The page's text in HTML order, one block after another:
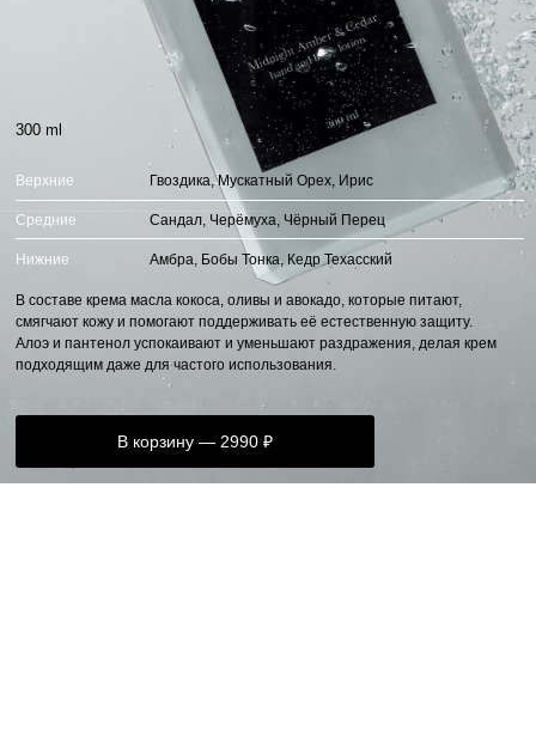
300 ml
Гвоздика, Мускатный Орех, Ирис
Верхние
Сандал, Черёмуха, Чёрный Перец
Амбра, Бобы Тонка, Кедр Техасский
Средние
Нижние
В составе крема масла кокоса, оливы и авокадо, которые питают,
смягчают кожу и помогают поддерживать её естественную защиту.
Алоэ и пантенол успокаивают и уменьшают раздражения, делая крем
подходящим даже для частого использования.
В корзину — 2990 ₽